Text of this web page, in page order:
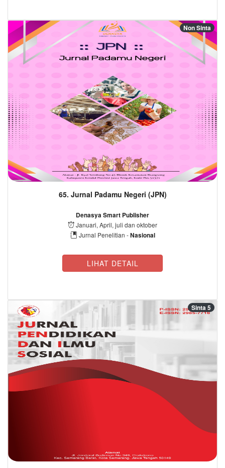
Non Sinta
65. Jurnal Padamu Negeri (JPN)
Denasya Smart Publisher
Januari, April, juli dan oktober
Jurnal Penelitian -Nasional
LIHAT DETAIL
Sinta 5